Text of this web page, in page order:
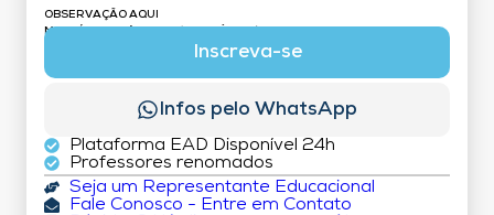
OBSERVAÇÃO AQUI
MATRÍCULA:
Inscreva-se
Infos pelo WhatsApp
Plataforma EAD Disponível 24h
Professores renomados
Seja um Representante Educacional
Fale Conosco - Entre em Contato